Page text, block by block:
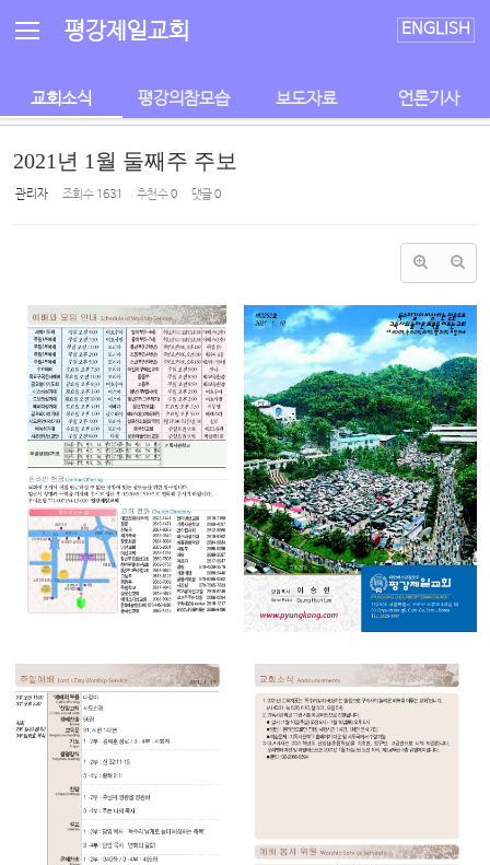
평강제일교회 ENGLISH
교회소식 평강의참모습 보도자료 언론기사
2021년 1월 둘째주 주보
관리자 조회 수 1631 추천 수0 댓글0